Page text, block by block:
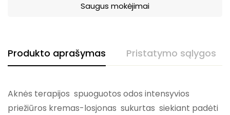
Saugus mokėjimai
Produkto aprašymas Pristatymo sąlygos
Aknės terapijos spuoguotos odos intensyvios
priežiūros kremas-losjonas sukurtas siekiant padėti